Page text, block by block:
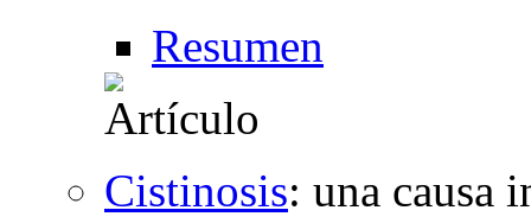
Resumen
Cistinosis: una causa